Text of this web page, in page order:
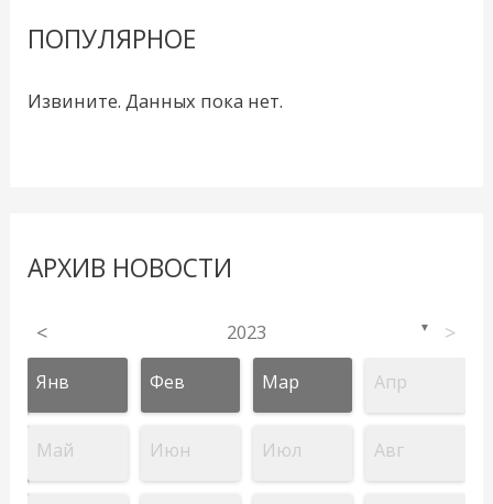
ПОПУЛЯРНОЕ
Извините. Данных пока нет.
АРХИВ НОВОСТИ
< 2023 ▼ >
Янв Фев Мар Апр
Май Июн Июл Авг